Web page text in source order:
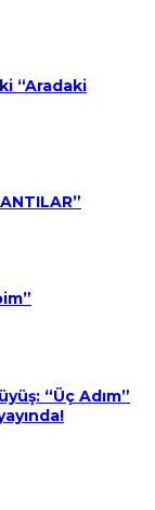
“Aradaki
“Üç Adım”